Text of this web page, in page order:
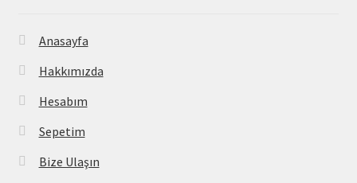
Anasayfa
Hakkımızda
Hesabım
Sepetim
Bize Ulaşın